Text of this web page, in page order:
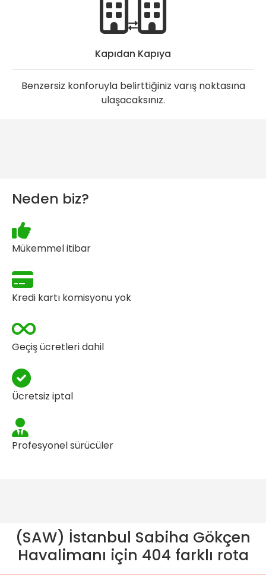
Kapıdan Kapıya
Benzersiz konforuyla belirttiğiniz varış noktasına
ulaşacaksınız.
Neden biz?
Mükemmel itibar
Kredi kartı komisyonu yok
Geçiş ücretleri dahil
Ücretsiz iptal
Profesyonel sürücüler
(SAW) İstanbul Sabiha Gökçen
Havalimanı için 404 farklı rota